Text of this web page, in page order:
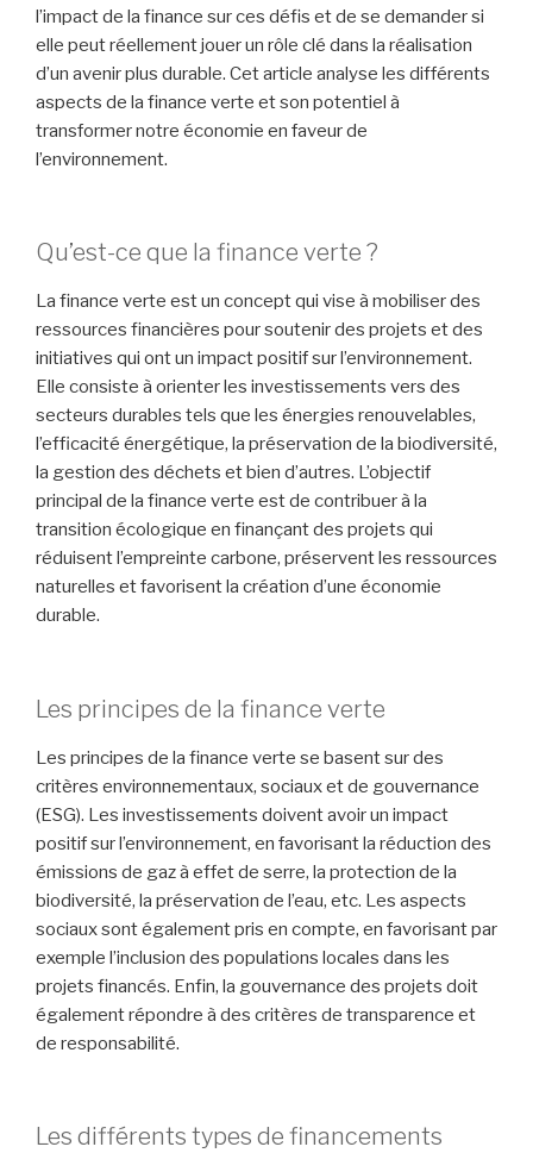
l’impact de la finance sur ces défis et de se demander si
elle peut réellement jouer un rôle clé dans la réalisation
d’un avenir plus durable. Cet article analyse les différents
aspects de la finance verte et son potentiel à
transformer notre économie en faveur de
l’environnement.
Qu’est-ce que la finance verte ?
La finance verte est un concept qui vise à mobiliser des
ressources financières pour soutenir des projets et des
initiatives qui ont un impact positif sur l’environnement.
Elle consiste à orienter les investissements vers des
secteurs durables tels que les énergies renouvelables,
l’efficacité énergétique, la préservation de la biodiversité,
la gestion des déchets et bien d’autres. L’objectif
principal de la finance verte est de contribuer à la
transition écologique en finançant des projets qui
réduisent l’empreinte carbone, préservent les ressources
naturelles et favorisent la création d’une économie
durable.
Les principes de la finance verte
Les principes de la finance verte se basent sur des
critères environnementaux, sociaux et de gouvernance
(ESG). Les investissements doivent avoir un impact
positif sur l’environnement, en favorisant la réduction des
émissions de gaz à effet de serre, la protection de la
biodiversité, la préservation de l’eau, etc. Les aspects
sociaux sont également pris en compte, en favorisant par
exemple l’inclusion des populations locales dans les
projets financés. Enfin, la gouvernance des projets doit
également répondre à des critères de transparence et
de responsabilité.
Les différents types de financements